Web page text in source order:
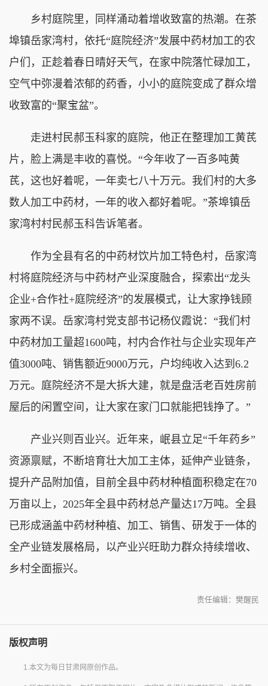
乡村庭院里，同样涌动着增收致富的热潮。在茶
埠镇岳家湾村，依托“庭院经济”发展中药材加工的农
户们，正趁着春日晴好天气，在家中院落忙碌加工，
空气中弥漫着浓郁的药香，小小的庭院变成了群众增
收致富的“聚宝盆”。
走进村民郝玉科家的庭院，他正在整理加工黄芪
片，脸上满是丰收的喜悦。“今年收了一百多吨黄
芪，这也好着呢，一年卖七八十万元。我们村的大多
数人加工中药材，一年的收入都好着呢。”茶埠镇岳
家湾村村民郝玉科告诉笔者。
作为全县有名的中药材饮片加工特色村，岳家湾
村将庭院经济与中药材产业深度融合，探索出“龙头
企业+合作社+庭院经济”的发展模式，让大家挣钱顾
家两不误。岳家湾村党支部书记杨仪霞说：“我们村
中药材加工量超1600吨，村内合作社与企业实现年产
值3000吨、销售额近9000万元，户均纯收入达到6.2
万元。庭院经济不是大拆大建，就是盘活老百姓房前
屋后的闲置空间，让大家在家门口就能把钱挣了。”
产业兴则百业兴。近年来，岷县立足“千年药乡”
资源禀赋，不断培育壮大加工主体，延伸产业链条，
提升产品附加值，目前全县中药材种植面积稳定在70
万亩以上，2025年全县中药材总产量达17万吨。全县
已形成涵盖中药材种植、加工、销售、研发于一体的
全产业链发展格局，以产业兴旺助力群众持续增收、
乡村全面振兴。
责任编辑：樊醒民
版权声明
1.本文为每日甘肃网原创作品。